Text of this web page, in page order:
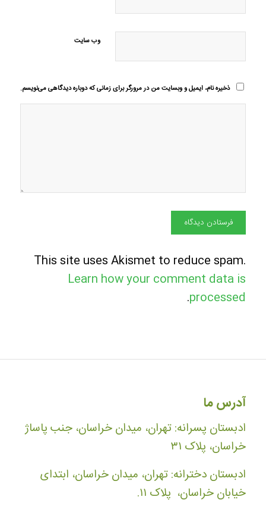
وب‌ سایت
ذخیره نام، ایمیل و وبسایت من در مرورگر برای زمانی که دوباره دیدگاهی می‌نویسم.
This site uses Akismet to reduce spam.
Learn how your comment data is
processed
.
آدرس ما
ادبستان پسرانه: تهران، میدان خراسان، جنب پاساژ
خراسان، پلاک ۳۱
ادبستان دخترانه: تهران، میدان خراسان، ابتدای
خیابان خراسان، پلاک ۱۱.